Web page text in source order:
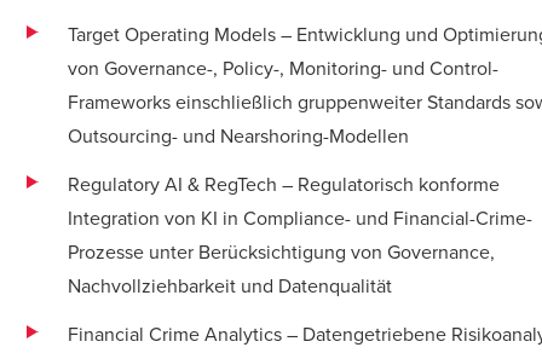
Target Operating Models – Entwicklung und
von Governance-, Policy-, Monitoring- und Control-
Frameworks einschließlich gruppenweiter Standards
Outsourcing- und Nearshoring-Modellen
Regulatory AI & RegTech – Regulatorisch konforme
Integration von KI in Compliance- und Financial-Crime-
Prozesse unter Berücksichtigung von Governance,
Nachvollziehbarkeit und Datenqualität
Financial Crime Analytics – Datengetriebene